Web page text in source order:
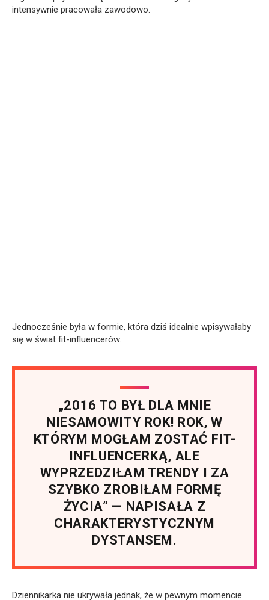
intensywnie pracowała zawodowo.
Jednocześnie była w formie, która dziś idealnie wpisywałaby
się w świat fit-influencerów.
„2016 TO BYŁ DLA MNIE
NIESAMOWITY ROK! ROK, W
KTÓRYM MOGŁAM ZOSTAĆ FIT-
INFLUENCERKĄ, ALE
WYPRZEDZIŁAM TRENDY I ZA
SZYBKO ZROBIŁAM FORMĘ
ŻYCIA” — NAPISAŁA Z
CHARAKTERYSTYCZNYM
DYSTANSEM.
Dziennikarka nie ukrywała jednak, że w pewnym momencie